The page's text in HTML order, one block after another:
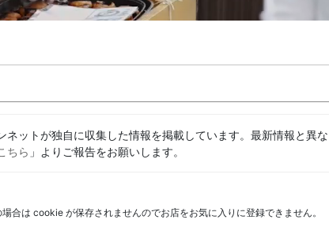
ットが独自に収集した情報を掲載しています。最新情報と異
ちら 」よりご報告をお願いします。
合は cookie が保存されませんのでお店をお気に入りに登録できません。